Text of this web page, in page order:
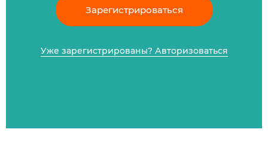
Зарегистрироваться
Уже зарегистрированы? Авторизоваться